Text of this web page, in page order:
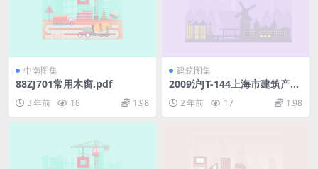
中南图集
88ZJ701常用木窗.pdf
3 年前 18 1.98
建筑图集
2009沪JT-144上海市建筑产品
推荐性应用图集-酚醛板外墙外
保温系统.rar
2 年前 17 1.98